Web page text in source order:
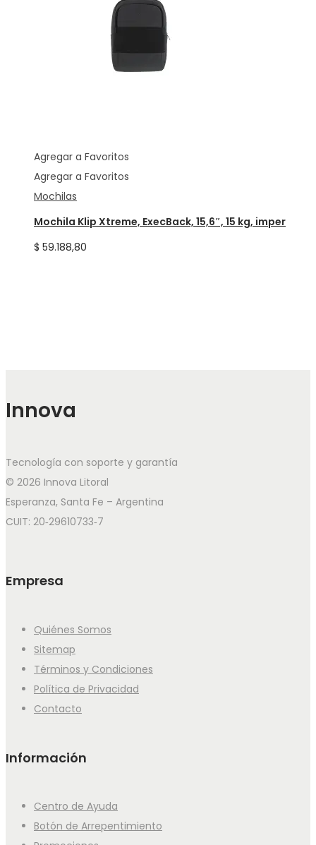
Agregar a Favoritos
Agregar a Favoritos
Mochilas
Mochila Klip Xtreme, ExecBack, 15,6″, 15 kg, imper
$ 59.188,80
Innova
Tecnología con soporte y garantía
© 2026 Innova Litoral
Esperanza, Santa Fe – Argentina
CUIT: 20‑29610733‑7
Empresa
Quiénes Somos
Sitemap
Términos y Condiciones
Política de Privacidad
Contacto
Información
Centro de Ayuda
Botón de Arrepentimiento